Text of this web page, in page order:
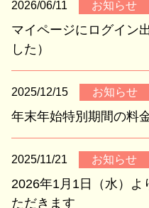
2026/06/11 お知らせ
マイページにログイン
した）
2025/12/15 お知らせ
年末年始特別期間の料
2025/11/21 お知らせ
2026年1月1日（水）よ
ただきます